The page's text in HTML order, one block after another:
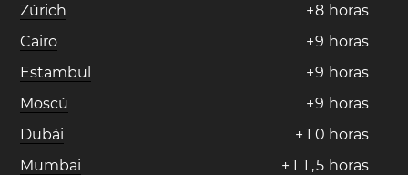
Zúrich
+8 horas
Cairo
+9 horas
Estambul
+9 horas
Moscú
+9 horas
Dubái
+ 1 0 horas
Mumbai
+ 1 1 ,5 horas